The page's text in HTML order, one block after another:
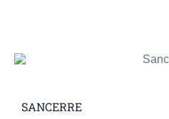
SANCERRE